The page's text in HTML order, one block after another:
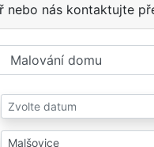
nebo nás kontaktujte